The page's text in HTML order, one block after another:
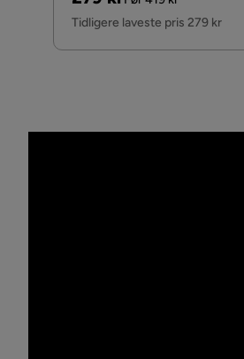
Pris
Tidligere laveste pris 279 kr